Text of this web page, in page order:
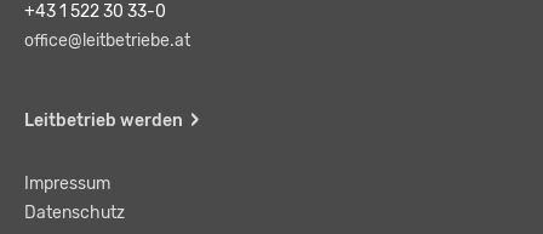
+43 1 522 30 33-0
office@leitbetriebe.at
Leitbetrieb werden
Impressum
Datenschutz